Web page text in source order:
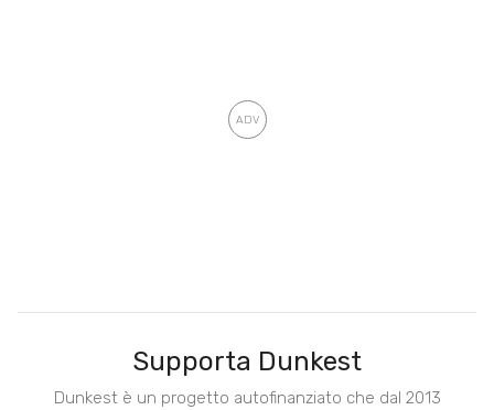
Supporta Dunkest
Dunkest è un progetto autofinanziato che dal 2013